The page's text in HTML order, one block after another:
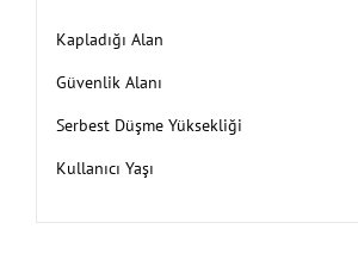
Kapladığı Alan
Güvenlik Alanı
Serbest Düşme Yüksekliği
Kullanıcı Yaşı